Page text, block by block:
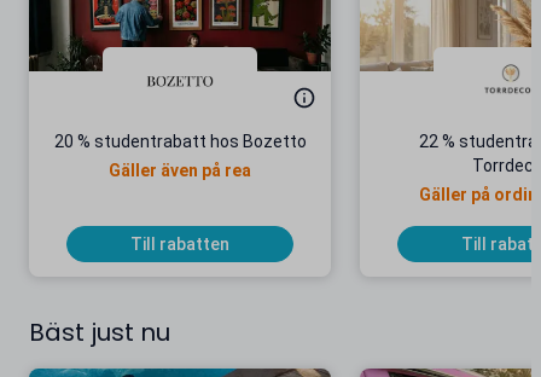
20 % studentrabatt hos Bozetto
Gäller även på rea
Till rabatten
22 %
Gäller på
Till
Bäst just nu